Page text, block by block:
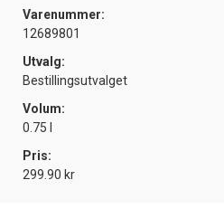
Varenummer:
12689801
Utvalg:
Bestillingsutvalget
Volum:
0.75 l
Pris:
299.90 kr